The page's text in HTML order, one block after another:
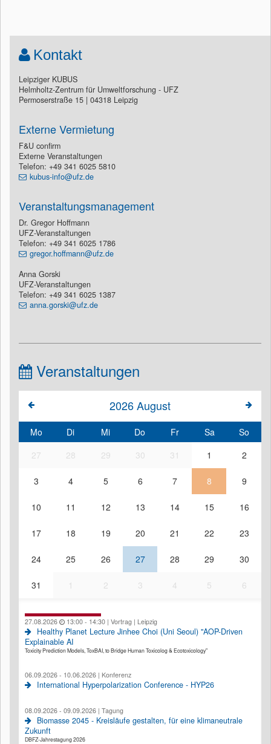
Kontakt
Leipziger KUBUS
Helmholtz-Zentrum für Umweltforschung - UFZ
Permoserstraße 15 | 04318 Leipzig
Externe Vermietung
F&U confirm
Externe Veranstaltungen
Telefon: +49 341 6025 5810
kubus-info@ufz.de
Veranstaltungsmanagement
Dr. Gregor Hoffmann
UFZ-Veranstaltungen
Telefon: +49 341 6025 1786
gregor.hoffmann@ufz.de
Anna Gorski
UFZ-Veranstaltungen
Telefon: +49 341 6025 1387
anna.gorski@ufz.de
Veranstaltungen
2026August
Mo Di Mi Do Fr Sa
So
27
28 29 30 31 1 2
3 4 5 6 7 8 9
10 11 12 13 14 15 16
17 18 19 20 21 22 23
24 25 26 27 28 29 30
31 1 2 3 4 5 6
27.08.2026 13:00 - 14:30 | Vortrag | Leipzig
Healthy Planet Lecture Jinhee Choi (Uni Seoul) "AOP-Driven
Explainable AI
Toxicity Prediction Models, ToxBAI, to Bridge Human Toxicolog & Ecotoxicology"
06.09.2026 - 10.06.2026 | Konferenz
International Hyperpolarization Conference - HYP26
08.09.2026 - 09.09.2026 | Tagung
Biomasse 2045 - Kreisläufe gestalten, für eine klimaneutrale
Zukunft
DBFZ-Jahrestagung 2026